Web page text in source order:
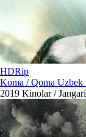
HDRip
Koma / Qoma Uzbek
2019 Kinolar /